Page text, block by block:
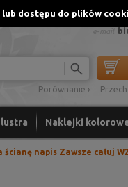
dostępu do plików
Porównanie ›
Naklejki
napis Zawsze całuj